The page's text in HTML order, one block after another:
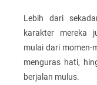
Lebih dari
karakter mereka
mulai dari momen-
menguras hati,
berjalan mulus.